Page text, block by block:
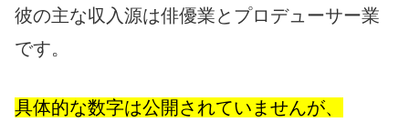
彼の主な収入源は俳優業とプロデューサー業
です。
具体的な数字は公開されていませんが、